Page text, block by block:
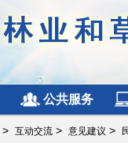
公共服务
> 互动交流 > 意见建议 >